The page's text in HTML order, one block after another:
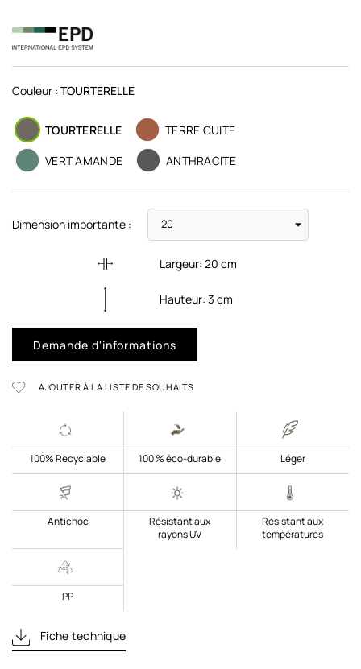
Couleur : TOURTERELLE
TOURTERELLE
TERRE CUITE
VERT AMANDE
ANTHRACITE
Dimension importante :
Largeur:20 cm
Hauteur:3 cm
Demande d'informations
AJOUTER À LA LISTE DE SOUHAITS
100% Recyclable 100 % éco-durable Léger
Antichoc
Résistant aux
rayons UV
Résistant aux
températures
PP
Fiche technique